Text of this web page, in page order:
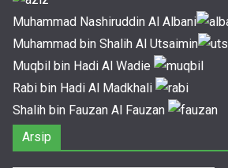
Muhammad Nashiruddin Al Albani
Muhammad bin Shalih Al Utsaimin
Muqbil bin Hadi Al Wadie
Rabi bin Hadi Al Madkhali
Shalih bin Fauzan Al Fauzan
Arsip